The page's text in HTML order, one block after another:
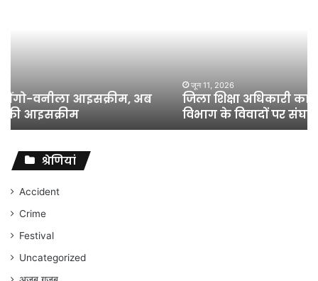
विभाग
के
विवादों
संघर्ष
जारी
रहेगा
अंकित
गौरहा
जिला शिक्षा अधिकारी का तबादला हुआ, लेकिन शिक्षा
विभाग के विवादों पर संघर्ष जारी रहेगा : अंकित गौरहा
श्रेणियां
Accident
Crime
Festival
Uncategorized